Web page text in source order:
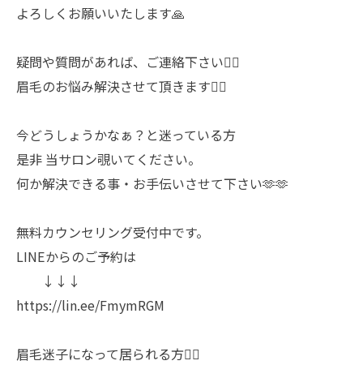
よろしくお願いいたします🙏
疑問や質問があれば、ご連絡下さい🙋‍♀️
眉毛のお悩み解決させて頂きます🙇‍♀️
今どうしょうかなぁ？と迷っている方
是非 当サロン覗いてください。
何か解決できる事・お手伝いさせて下さい🫶🫶
無料カウンセリング受付中です。
LINEからのご予約は
↓↓↓
https://lin.ee/FmymRGM
眉毛迷子になって居られる方💁‍♀️